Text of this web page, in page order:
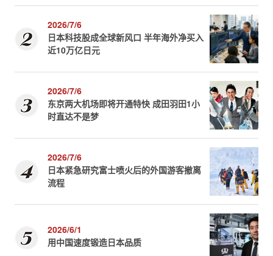
2026/7/6
日本科技股成全球新风口 半年海外净买入
近10万亿日元
2026/7/6
东京两大机场即将开通特快 成田羽田1小
时直达不是梦
2026/7/6
日本紧急研究富士喷火后的外国游客撤离
流程
2026/6/1
用中国速度锻造日本品质